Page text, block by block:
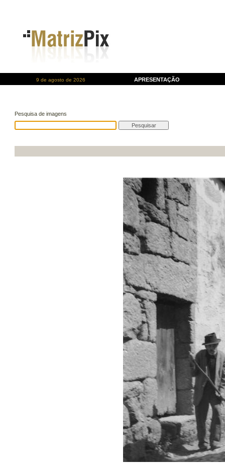
9 de agosto de 2026 APRESENTAÇÃO
Pesquisa de imagens